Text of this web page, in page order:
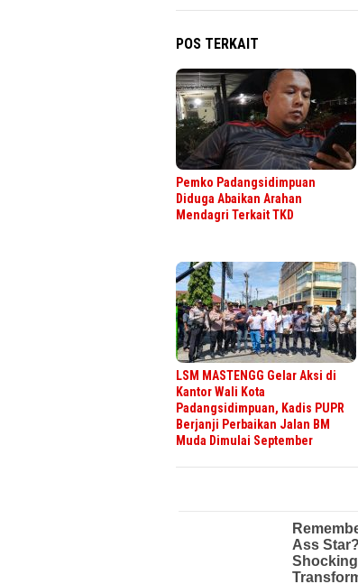
POS TERKAIT
Pemko Padangsidimpuan
Diduga Abaikan Arahan
Mendagri Terkait TKD
LSM MASTENGG Gelar Aksi di
Kantor Wali Kota
Padangsidimpuan, Kadis PUPR
Berjanji Perbaikan Jalan BM
Muda Dimulai September